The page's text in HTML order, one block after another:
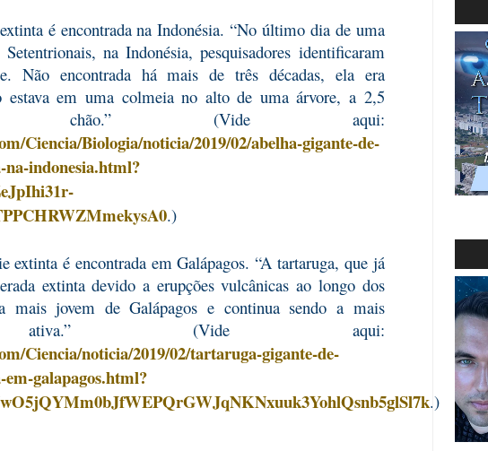
é encontrada na Indonésia. “No último dia de uma
na Indonésia, pesquisadores identificaram
Não encontrada há mais de três décadas, ela era
estava em uma colmeia no alto de uma árvore, a 2,5
chão.” (Vide aqui:
Ciencia/Biologia/noticia/2019/02/abelha-gigante-de-
na-indonesia.html?
.)
extinta é encontrada em Galápagos. “A tartaruga, que já
extinta devido a erupções vulcânicas ao longo dos
mais jovem de Galápagos e continua sendo a mais
ativa.” (Vide aqui:
Ciencia/noticia/2019/02/tartaruga-gigante-de-
em-galapagos.html?
.)